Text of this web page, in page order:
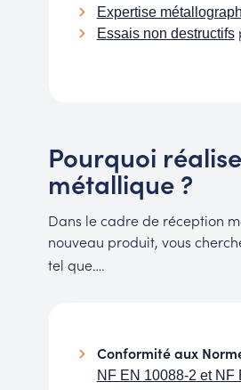
Expertise
Essais non destructifs
Pourquoi
métallique ?
Dans le cadre de réception
nouveau produit, vous
tel que….
Conformité aux
NF EN 10088-2 et NF